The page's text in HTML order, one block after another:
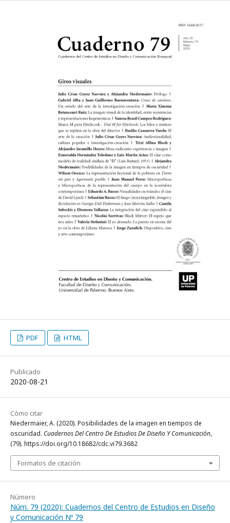
PDF HTML
Publicado
2020-08-21
Cómo citar
Niedermaier, A. (2020). Posibilidades de la imagen en tiempos de
oscuridad. Cuadernos Del Centro De Estudios De Diseño Y Comunicación,
(79). https://doi.org/10.18682/cdc.vi79.3682
Formatos de citación
Número
Núm. 79 (2020): Cuadernos del Centro de Estudios en Diseño
y Comunicación Nº 79